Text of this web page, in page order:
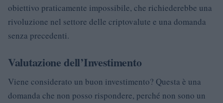
obiettivo praticamente impossibile, che richiederebbe una
rivoluzione nel settore delle criptovalute e una domanda
senza precedenti.
Valutazione dell’Investimento
Viene considerato un buon investimento? Questa è una
domanda che non posso rispondere, perché non sono un